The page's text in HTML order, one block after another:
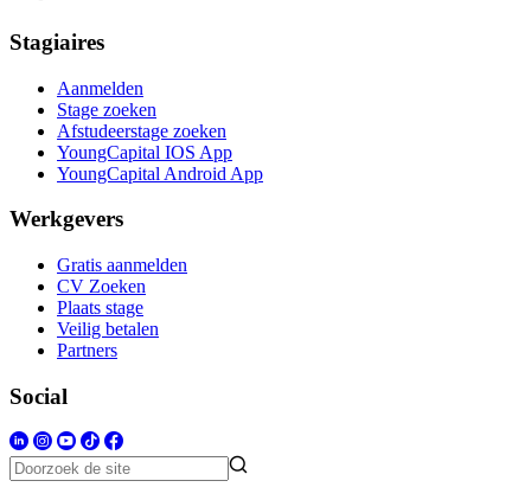
Stagiaires
Aanmelden
Stage zoeken
Afstudeerstage zoeken
YoungCapital IOS App
YoungCapital Android App
Werkgevers
Gratis aanmelden
CV Zoeken
Plaats stage
Veilig betalen
Partners
Social